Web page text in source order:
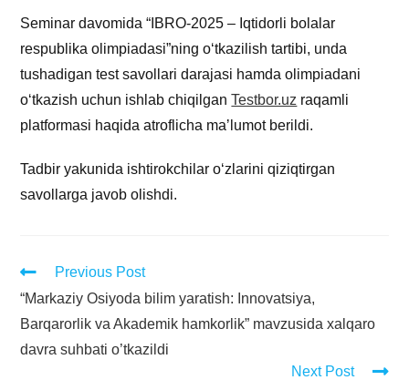
Seminar davomida “IBRO-2025 – Iqtidorli bolalar
respublika olimpiadasi”ning o‘tkazilish tartibi, unda
tushadigan test savollari darajasi hamda olimpiadani
o‘tkazish uchun ishlab chiqilganTestbor.uz raqamli
platformasi haqida atroflicha maʼlumot berildi.
Tadbir yakunida ishtirokchilar o‘zlarini qiziqtirgan
savollarga javob olishdi.
Previous Post
“Markaziy Osiyoda bilim yaratish: Innovatsiya,
Barqarorlik va Akademik hamkorlik” mavzusida xalqaro
davra suhbati o’tkazildi
Next Post